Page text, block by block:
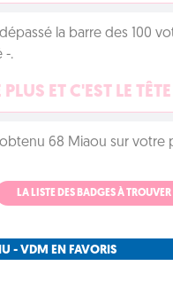
la barre des 100
-.
PLUS ET C'EST LE
68 Miaou sur votre
LA LISTE DES BADGES À TROUVER
- VDM EN FAVORIS